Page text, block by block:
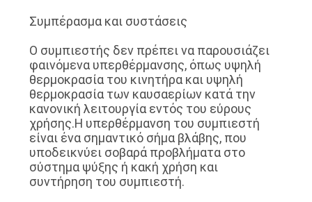
Συμπέρασμα και συστάσεις
Ο συμπιεστής δεν πρέπει να παρουσιάζει
φαινόμενα υπερθέρμανσης, όπως υψηλή
θερμοκρασία του κινητήρα και υψηλή
θερμοκρασία των καυσαερίων κατά την
κανονική λειτουργία εντός του εύρους
χρήσης.Η υπερθέρμανση του συμπιεστή
είναι ένα σημαντικό σήμα βλάβης, που
υποδεικνύει σοβαρά προβλήματα στο
σύστημα ψύξης ή κακή χρήση και
συντήρηση του συμπιεστή.